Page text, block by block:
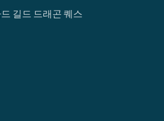
길드 드래곤 퀘스